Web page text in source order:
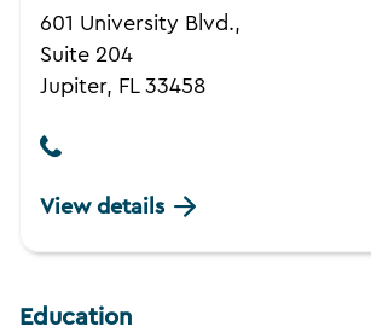
601 University Blvd.,
Suite 204
Jupiter, FL 33458
View details
Education